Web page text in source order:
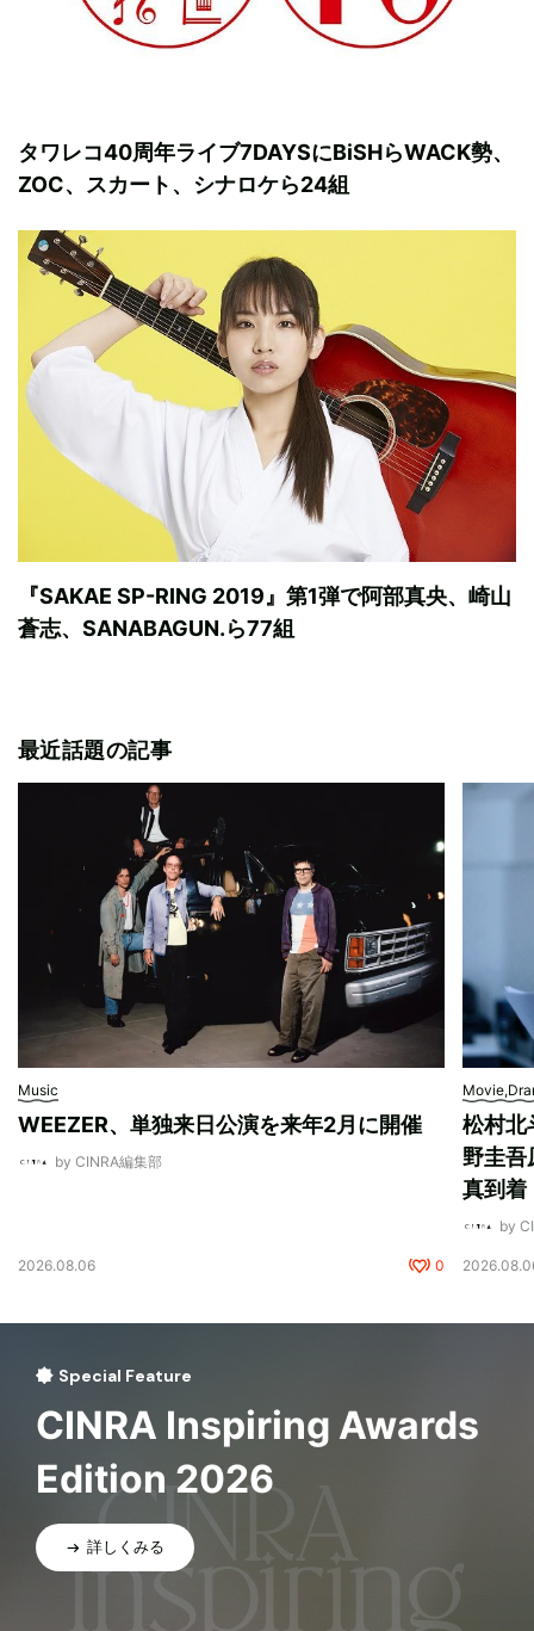
タワレコ40周年ライブ7DAYSにBiSHらWACK勢、
ZOC、スカート、シナロケら24組
『SAKAE SP-RING 2019』第1弾で阿部真央、崎山
蒼志、SANABAGUN.ら77組
最近話題の記事
Music
WEEZER、単独来日公演を来年2月に開催
by CINRA編集部
2026.08.06 0
松村北
野圭吾
真到着
by
Special Feature
CINRA Inspiring Awards
Edition 2026
詳しくみる